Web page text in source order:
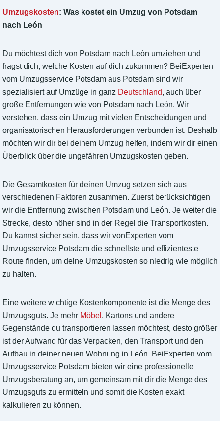
Umzugskosten: Was kostet ein Umzug von Potsdam
nach León
Du möchtest dich von Potsdam nach León umziehen und
fragst dich, welche Kosten auf dich zukommen? BeiExperten
vom Umzugsservice Potsdam aus Potsdam sind wir
spezialisiert auf Umzüge in ganz Deutschland, auch über
große Entfernungen wie von Potsdam nach León. Wir
verstehen, dass ein Umzug mit vielen Entscheidungen und
organisatorischen Herausforderungen verbunden ist. Deshalb
möchten wir dir bei deinem Umzug helfen, indem wir dir einen
Überblick über die ungefähren Umzugskosten geben.
Die Gesamtkosten für deinen Umzug setzen sich aus
verschiedenen Faktoren zusammen. Zuerst berücksichtigen
wir die Entfernung zwischen Potsdam und León. Je weiter die
Strecke, desto höher sind in der Regel die Transportkosten.
Du kannst sicher sein, dass wir vonExperten vom
Umzugsservice Potsdam die schnellste und effizienteste
Route finden, um deine Umzugskosten so niedrig wie möglich
zu halten.
Eine weitere wichtige Kostenkomponente ist die Menge des
Umzugsguts. Je mehr Möbel , Kartons und andere
Gegenstände du transportieren lassen möchtest, desto größer
ist der Aufwand für das Verpacken, den Transport und den
Aufbau in deiner neuen Wohnung in León. BeiExperten vom
Umzugsservice Potsdam bieten wir eine professionelle
Umzugsberatung an, um gemeinsam mit dir die Menge des
Umzugsguts zu ermitteln und somit die Kosten exakt
kalkulieren zu können.